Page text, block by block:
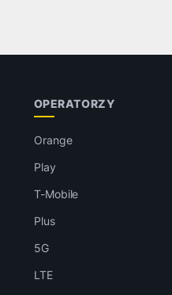
OPERATORZY
Orange
Play
T-Mobile
Plus
5G
LTE